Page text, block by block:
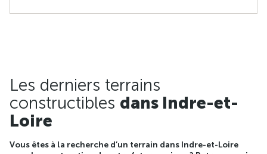
Les derniers terrains
constructibles dans Indre-et-
Loire
Vous êtes à la recherche d’un terrain dans Indre-et-Loire